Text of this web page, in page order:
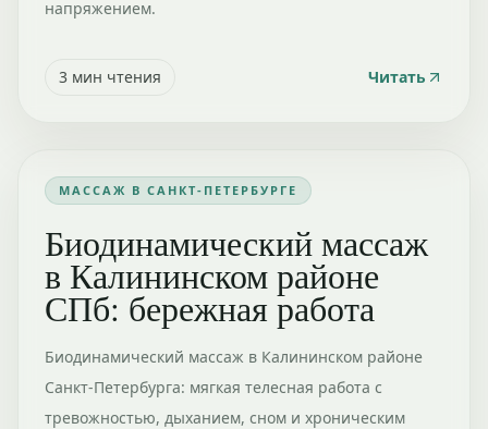
напряжением.
3 мин чтения Читать
МАССАЖ В САНКТ-ПЕТЕРБУРГЕ
Биодинамический массаж
в Калининском районе
СПб: бережная работа
Биодинамический массаж в Калининском районе
Санкт-Петербурга: мягкая телесная работа с
тревожностью, дыханием, сном и хроническим